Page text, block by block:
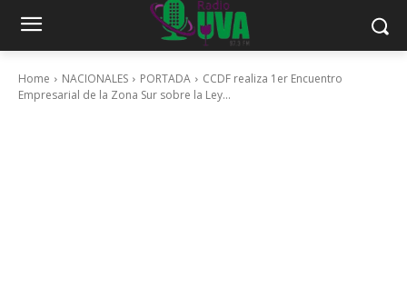
Home NACIONALES PORTADA
CCDF realiza 1er Encuentro
Empresarial de la Zona Sur sobre la Ley...